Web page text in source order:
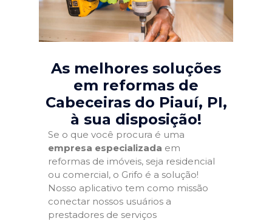
As melhores soluções
em reformas de
Cabeceiras do Piauí, PI,
à sua disposição!
Se o que você procura é uma
empresa especializada em
reformas de imóveis, seja residencial
ou comercial, o Grifo é a solução!
Nosso aplicativo tem como missão
conectar nossos usuários a
prestadores de serviços